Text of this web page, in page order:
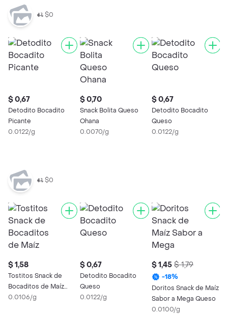
$0
$ 0,67
Detodito Bocadito
Picante
0.0122/g
$ 0,70
Snack Bolita Queso
Ohana
0.0070/g
$ 0,67
Detodito Bocadito
Queso
0.0122/g
$0
$ 1,58
Tostitos Snack de
Bocaditos de Maíz
Ronditos
0.0106/g
$ 0,67
Detodito Bocadito
Queso
0.0122/g
$ 1,45 $ 1,79
-18%
Doritos Snack de Maíz
Sabor a Mega Queso
0.0100/g